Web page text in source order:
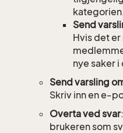
Send
Hvis det er
nye saker
Send varsling
Skriv inn en e-
Overta ved svar
brukeren som